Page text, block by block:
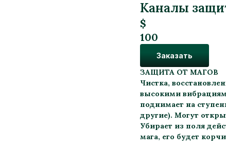
Каналы
$
100
Заказать
ЗАЩИТА ОТ МАГОВ
Чистка,
высокими
поднимает на
другие). Могут
Убирает из поля
мага, его будет